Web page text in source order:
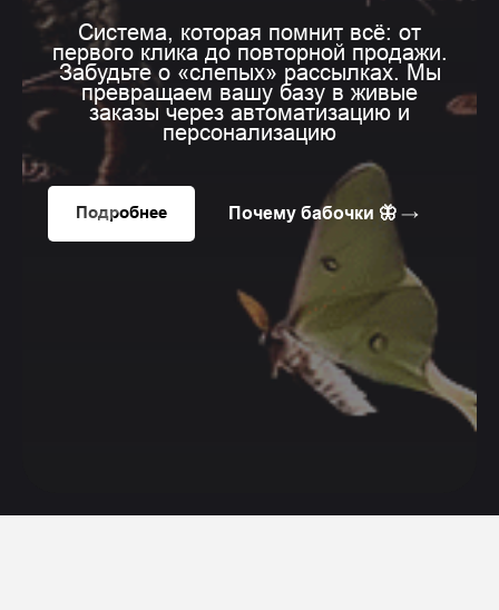
Система, которая помнит всё: от
первого клика до повторной продажи.
Забудьте о «слепых» рассылках. Мы
превращаем вашу базу в живые
заказы через автоматизацию и
персонализацию
Подробнее Почему бабочки 🦋 →